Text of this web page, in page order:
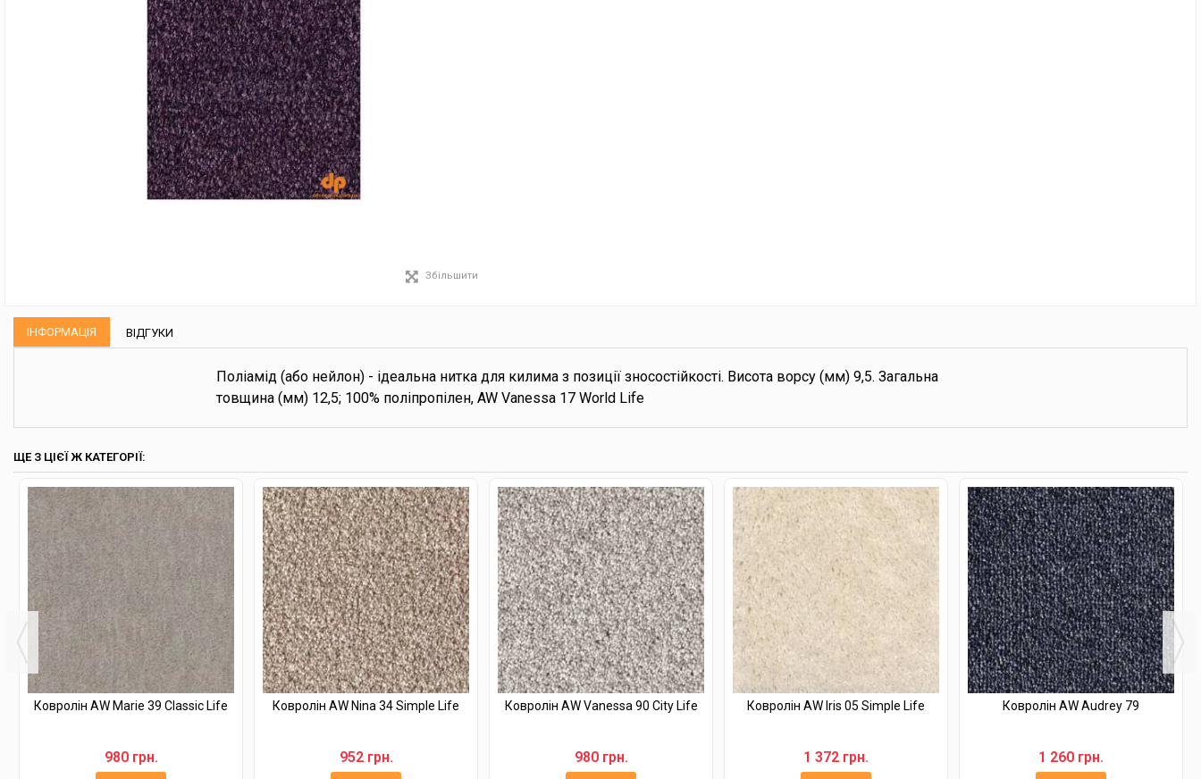
Збільшити
ІНФОРМАЦІЯ ВІДГУКИ
Поліамід (або нейлон) - ідеальна нитка для килима з позиції зносостійкості. Висота ворсу (мм) 9,5. Загальна
товщина (мм) 12,5; 100% поліпропілен, AW Vanessa 17 World Life
ЩЕ З ЦІЄЇ Ж КАТЕГОРІЇ:
Ковролін AW Marie 39 Classic Life
980 грн.
Ковролін AW Nina 34 Simple Life
952 грн.
Ковролін AW Vanessa 90 City Life
980 грн.
Ковролін AW Iris 05 Simple Life
1 372 грн.
Ковролін AW Audrey 79
1 260 грн.